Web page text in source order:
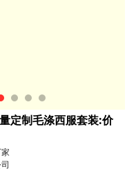
定制毛涤西服套装:价
家